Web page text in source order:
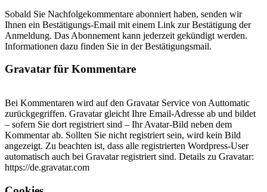
Sobald Sie Nachfolgekommentare abonniert haben, senden wir
Ihnen ein Bestätigungs-Email mit einem Link zur Bestätigung der
Anmeldung. Das Abonnement kann jederzeit gekündigt werden.
Informationen dazu finden Sie in der Bestätigungsmail.
Gravatar für Kommentare
Bei Kommentaren wird auf den Gravatar Service von Auttomatic
zurückgegriffen. Gravatar gleicht Ihre Email-Adresse ab und bildet
– sofern Sie dort registriert sind – Ihr Avatar-Bild neben dem
Kommentar ab. Sollten Sie nicht registriert sein, wird kein Bild
angezeigt. Zu beachten ist, dass alle registrierten Wordpress-User
automatisch auch bei Gravatar registriert sind. Details zu Gravatar:
https://de.gravatar.com